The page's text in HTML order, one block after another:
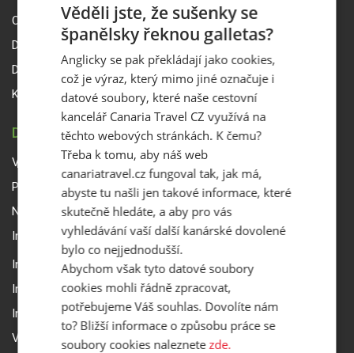
O Canaria Travel CZ
Dárkové poukazy
Delegáti
Kontakty
DŮLEŽITÉ INFORMACE
Všeobecné smluvní podmínky a reklamační řád
Přepravní podmínky Smartwings
Nastavení a ochrana soukromí
Informace k rezervaci zájezdu
Informace k pojištění
Informace k letecké přepravě
Informace k ubytování a pobytu
Volitelné doplňkové služby
Věděli jste, že sušenky se
španělsky řeknou galletas?
Anglicky se pak překládají jako cookies,
což je výraz, který mimo jiné označuje i
datové soubory, které naše cestovní
kancelář Canaria Travel CZ využívá na
těchto webových stránkách. K čemu?
Třeba k tomu, aby náš web
canariatravel.cz fungoval tak, jak má,
abyste tu našli jen takové informace, které
skutečně hledáte, a aby pro vás
vyhledávání vaší další kanárské dovolené
bylo co nejjednodušší.
Abychom však tyto datové soubory
cookies mohli řádně zpracovat,
potřebujeme Váš souhlas. Dovolíte nám
to? Bližší informace o způsobu práce se
soubory cookies naleznete zde.